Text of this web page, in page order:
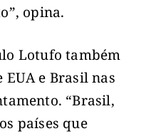
opina.
Lotufo também
e Brasil nas
“Brasil,
países que